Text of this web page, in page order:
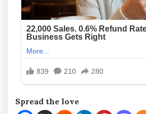
Spread the love